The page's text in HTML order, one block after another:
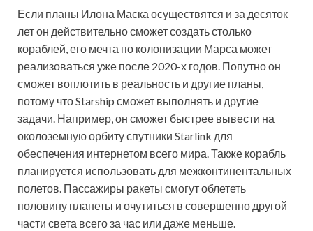
Если планы Илона Маска осуществятся и за десяток
лет он действительно сможет создать столько
кораблей, его мечта по колонизации Марса может
реализоваться уже после 2020-х годов. Попутно он
сможет воплотить в реальность и другие планы,
потому что Starship сможет выполнять и другие
задачи. Например, он сможет быстрее вывести на
околоземную орбиту спутники Starlink для
обеспечения интернетом всего мира. Также корабль
планируется использовать для межконтинентальных
полетов. Пассажиры ракеты смогут облететь
половину планеты и очутиться в совершенно другой
части света всего за час или даже меньше.